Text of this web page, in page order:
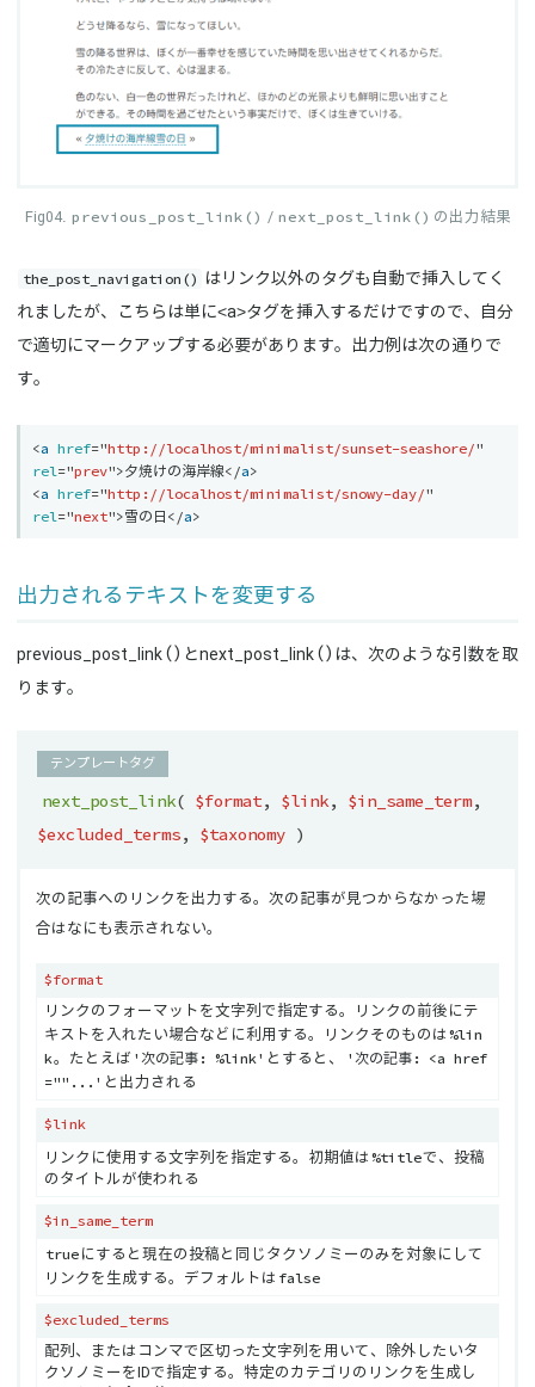
previous_post_link() / next_post_link() の出力結果
the_post_navigation()
はリンク以外のタグも自動で挿入してく
れましたが、こちらは単に<a>タグを挿入するだけですので、自分
で適切にマークアップする必要があります。出力例は次の通りで
す。
<a href="http://localhost/minimalist/sunset-seashore/"
rel ="prev">夕焼けの海岸線</a>
<a href="http://localhost/minimalist/snowy-day/"
rel ="next">雪の日 </a>
出力されるテキストを変更する
previous_post_link()とnext_post_link()は、次のような引数を取
ります。
テンプレートタグ
next_post_link( $format, $link, $in_same_term,
$excluded_terms, $taxonomy )
次の記事へのリンクを出力する。次の記事が見つからなかった場
合はなにも表示されない。
$format
リンクのフォーマットを文字列で指定する。リンクの前後にテ
キストを入れたい場合などに利用する。リンクそのものは %lin
k。たとえば '次の記事: %link' とすると、
'次の記事: <a href
=""...' と出力される
$link
リンクに使用する文字列を指定する。初期値は %titleで、投稿
のタイトルが使われる
$in_same_term
true にすると現在の投稿と同じタクソノミーのみを対象にして
リンクを生成する。デフォルトは false
$excluded_terms
配列、またはコンマで区切った文字列を用いて、除外したいタ
クソノミーをIDで指定する。特定のカテゴリのリンクを生成し